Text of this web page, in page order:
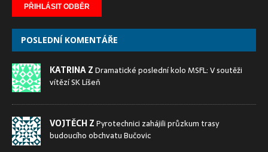
POSLEDNÍ KOMENTÁŘE
KATRINA ZDramatické poslední kolo MSFL: V soutěži
vítězí SK Líšeň
VOJTĚCH ZPyrotechnici zahájili průzkum trasy
budoucího obchvatu Bučovic